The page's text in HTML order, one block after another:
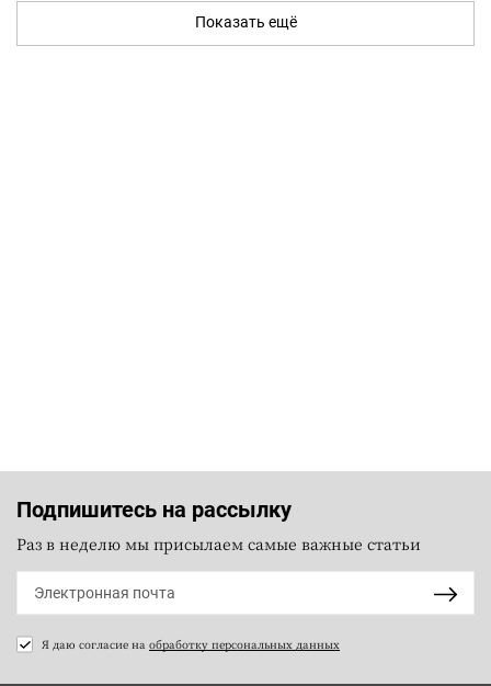
Показать ещё
Подпишитесь на рассылку
Раз в неделю мы присылаем самые важные статьи
Я даю согласие на обработку персональных данных